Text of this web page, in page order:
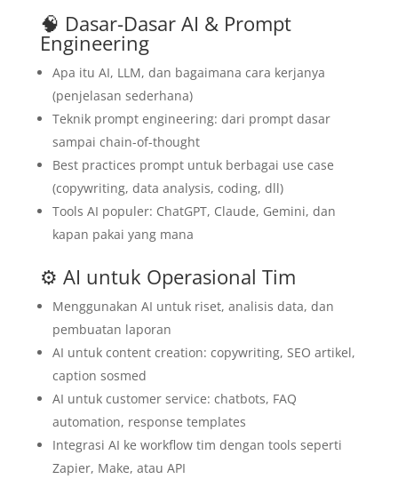
🧠 Dasar-Dasar AI & Prompt
Engineering
Apa itu AI, LLM, dan bagaimana cara kerjanya
(penjelasan sederhana)
Teknik prompt engineering: dari prompt dasar
sampai chain-of-thought
Best practices prompt untuk berbagai use case
(copywriting, data analysis, coding, dll)
Tools AI populer: ChatGPT, Claude, Gemini, dan
kapan pakai yang mana
⚙️ AI untuk Operasional Tim
Menggunakan AI untuk riset, analisis data, dan
pembuatan laporan
AI untuk content creation: copywriting, SEO artikel,
caption sosmed
AI untuk customer service: chatbots, FAQ
automation, response templates
Integrasi AI ke workflow tim dengan tools seperti
Zapier, Make, atau API